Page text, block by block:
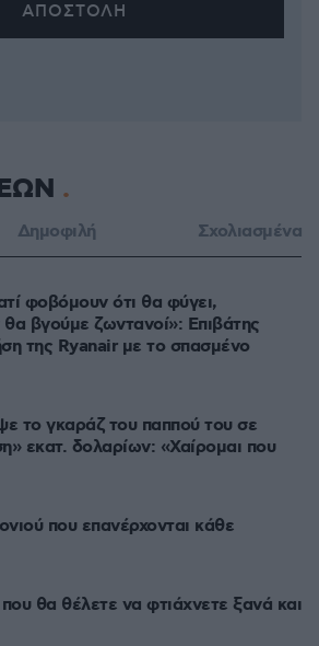
Δημοφιλή Σχολιασμένα
φοβόμουν ότι θα φύγει,
βγούμε ζωντανοί»: Επιβάτης
της Ryanair με το σπασμένο
το γκαράζ του παππού του σε
εκατ. δολαρίων: «Χαίρομαι που
που επανέρχονται κάθε
θα θέλετε να φτιάχνετε ξανά και